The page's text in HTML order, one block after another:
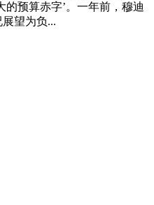
的预算赤字’。一年前，穆迪
望为负...